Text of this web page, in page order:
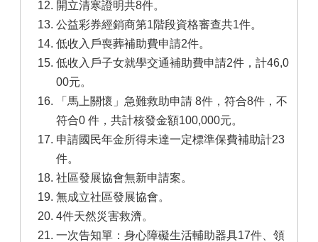
開立清寒證明共8件。
公益彩券經銷商第1階段資格審查共1件。
低收入戶喪葬補助費申請2件。
低收入戶子女就學交通補助費申請2件，計46,0
00元。
「馬上關懷」急難救助申請 8件，符合8件，不
符合0 件，共計核發金額100,000元。
申請國民年金所得未達一定標準保費補助計23
件。
社區發展協會無新申請案。
無成立社區發展協會。
4件天然災害救濟。
一次告知單：身心障礙生活輔助器具17件、領